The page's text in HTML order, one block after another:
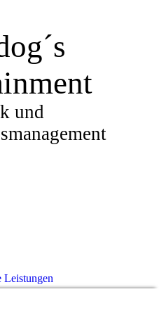
und
Leistungen